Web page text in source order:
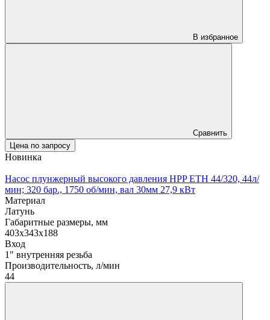
В избранное
Сравнить
Цена по запросу
Новинка
Насос плунжерный высокого давления HPP ETH 44/320, 44л/
мин; 320 бар., 1750 об/мин, вал 30мм 27,9 кВт
Материал
Латунь
Габаритные размеры, мм
403x343x188
Вход
1" внутренняя резьба
Производительность, л/мин
44